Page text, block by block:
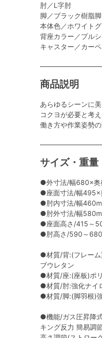
肘／L字肘
脚／ブラック樹脂脚
本体色／ホワイト
背座カラー／プル
キャスター／カー
商品説明
あらゆるシーンに
コクヨが必要と考
働き方や作業姿勢
サイズ・重量
●外寸法/幅680×
●座面寸法/幅495×
●肘内寸法/幅
●肘外寸法/幅
●座面高さ/415～
●肘高さ/590～
●材質/背:(フレーム
ブウレタン
●材質/座:(座板)ポ
●材質/肘:強化ナイ
●材質/脚:(脚羽根)
●機能/ガス圧昇降
キング反力 簡易調